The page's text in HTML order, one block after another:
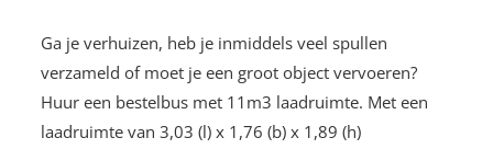
Ga je verhuizen, heb je inmiddels veel spullen
verzameld of moet je een groot object vervoeren?
Huur een bestelbus met 11m3 laadruimte. Met een
laadruimte van 3,03 (l) x 1,76 (b) x 1,89 (h)